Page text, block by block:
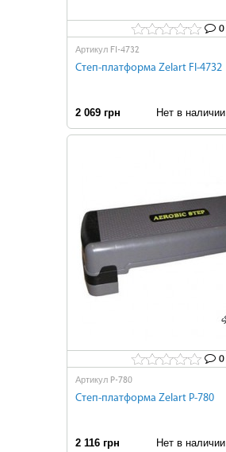
0
Артикул FI-4732
Степ-платформа Zelart FI-4732
2 069 грн Нет в наличии
0
Артикул P-780
Степ-платформа Zelart P-780
2 116 грн Нет в наличии